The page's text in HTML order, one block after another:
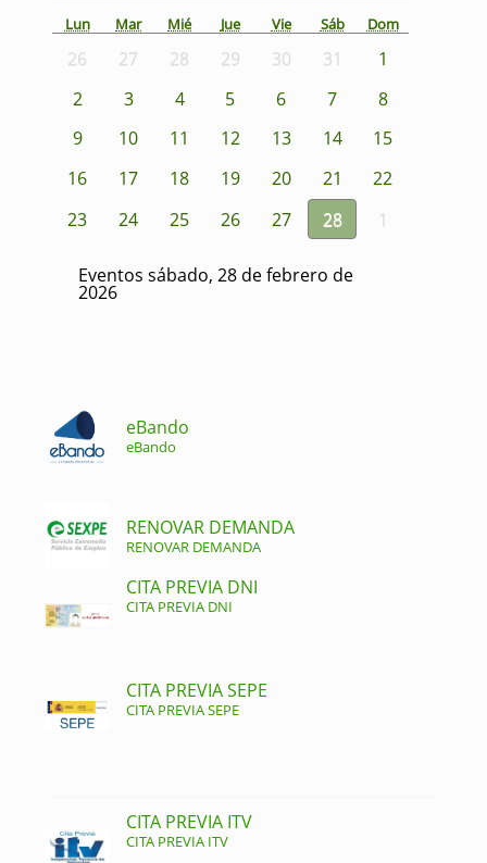
Lun Mar Mié Jue Vie Sáb Dom
26 27 28 29 30 31
1
2
3 4 5 6 7
8
9
10 11 12 13 14
15
16
17 18 19 20 21
22
23
24 25 26 27 28 1
Eventos sábado, 28 de febrero de
2026
eBando
eBando
RENOVAR DEMANDA
RENOVAR DEMANDA
CITA PREVIA DNI
CITA PREVIA DNI
CITA PREVIA SEPE
CITA PREVIA SEPE
CITA PREVIA ITV
CITA PREVIA ITV